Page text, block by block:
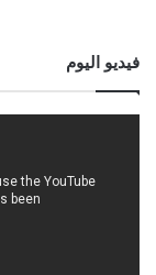
والاستبداد.
ولكن للأسفِ؛
القضاءِ والجهات
جلسةِ المؤتمر
المحاكم الخاصةَ لا
فيديو اليوم